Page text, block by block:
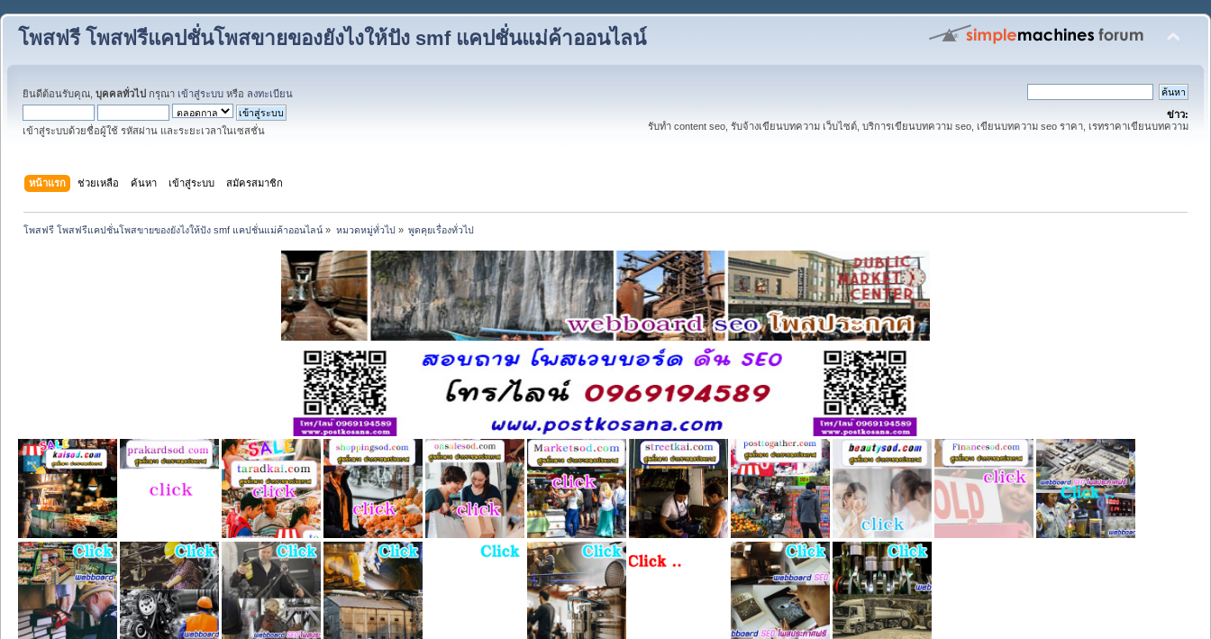
โพสฟรี โพสฟรีแคปชั่นโพสขายของยังไงให้ปัง smf แคปชั่นแม่ค้าออนไลน์
ยินดีต้อนรับคุณ, บุคคลทั่วไป กรุณา เข้าสู่ระบบ หรือ ลงทะเบียน
เข้าสู่ระบบด้วยชื่อผู้ใช้ รหัสผ่าน และระยะเวลาในเซสชั่น
ข่าว:
รับทำ content seo, รับจ้างเขียนบทความ เว็บไซต์, บริการเขียนบทความ seo, เขียนบทความ seo ราคา, เรทราคาเขียนบทความ
หน้าแรก ช่วยเหลือ ค้นหา เข้าสู่ระบบ สมัครสมาชิก
โพสฟรี โพสฟรีแคปชั่นโพสขายของยังไงให้ปัง smf แคปชั่นแม่ค้าออนไลน์ » หมวดหมู่ทั่วไป» พูดคุยเรื่องทั่วไป